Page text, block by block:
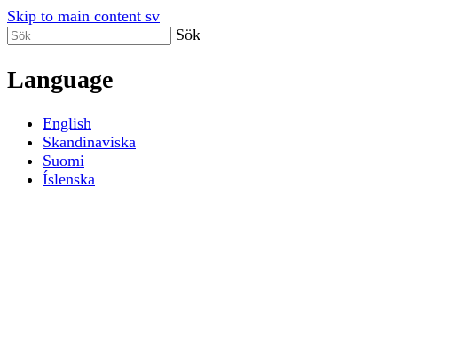
Skip to main content sv
Sök
Language
English
Skandinaviska
Suomi
Íslenska